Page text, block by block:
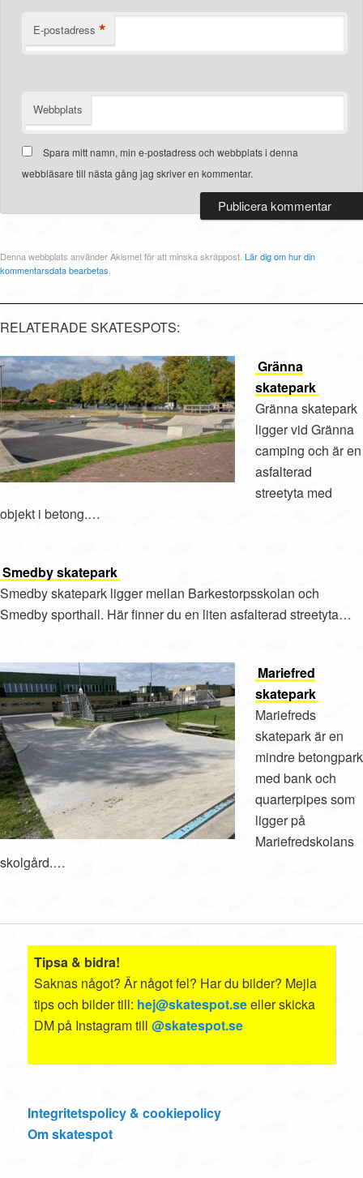
E-postadress *
Webbplats
Spara mitt namn, min e-postadress och webbplats i denna
webbläsare till nästa gång jag skriver en kommentar.
Denna webbplats använder Akismet för att minska skräppost. Lär dig om hur din
kommentarsdata bearbetas.
RELATERADE SKATESPOTS:
Gränna
skatepark
Gränna skatepark
ligger vid Gränna
camping och är en
asfalterad
streetyta med
objekt i betong.…
Smedby skatepark
Smedby skatepark ligger mellan Barkestorpsskolan och
Smedby sporthall. Här finner du en liten asfalterad streetyta…
Mariefred
skatepark
Mariefreds
skatepark är en
mindre betongpark
med bank och
quarterpipes som
ligger på
Mariefredskolans
skolgård.…
Tipsa & bidra!
Saknas något? Är något fel? Har du bilder? Mejla
tips och bilder till: hej@skatespot.seeller skicka
DM på Instagram till@skatespot.se
Integritetspolicy & cookiepolicy
Om skatespot